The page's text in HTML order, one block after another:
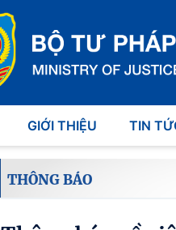
GIỚI THIỆU TIN
THÔNG BÁO